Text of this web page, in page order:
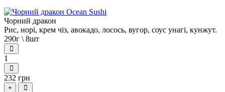
Чорний дракон
Рис, норі, крем чіз, авокадо, лосось, вугор, соус унагі, кунжут.
290г \ 8шт
1
232 грн
+